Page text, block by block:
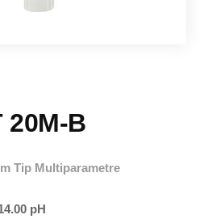
20M-B
Tip Multiparametre
pH